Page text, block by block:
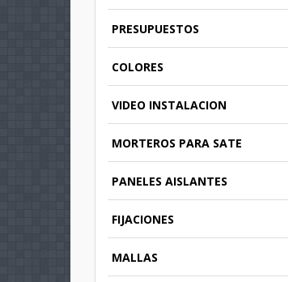
PRESUPUESTOS
COLORES
VIDEO INSTALACION
MORTEROS PARA SATE
PANELES AISLANTES
FIJACIONES
MALLAS